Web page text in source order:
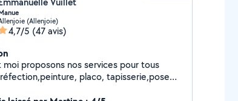
(Allenjoie)
4,7/5 (47 avis)
moi proposons nos services pour tous
placo, tapisserie,pose